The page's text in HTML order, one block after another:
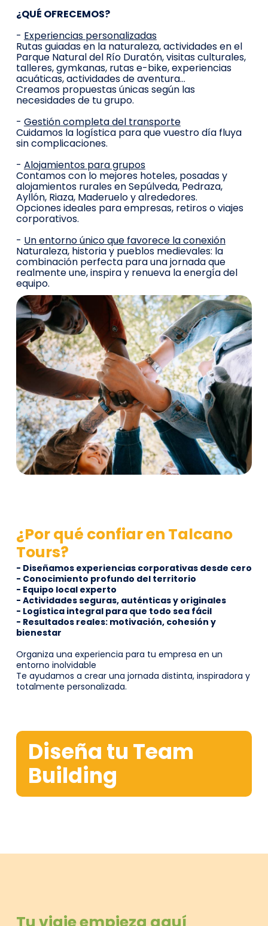
¿QUÉ OFRECEMOS?
- Experiencias personalizadas
Rutas guiadas en la naturaleza, actividades en el
Parque Natural del Río Duratón, visitas culturales,
talleres, gymkanas, rutas e-bike, experiencias
acuáticas, actividades de aventura…
Creamos propuestas únicas según las
necesidades de tu grupo.
- Gestión completa del transporte
Cuidamos la logística para que vuestro día fluya
sin complicaciones.
- Alojamientos para grupos
Contamos con lo mejores hoteles, posadas y
alojamientos rurales en Sepúlveda, Pedraza,
Ayllón, Riaza, Maderuelo y alrededores.
Opciones ideales para empresas, retiros o viajes
corporativos.
- Un entorno único que favorece la conexión
Naturaleza, historia y pueblos medievales: la
combinación perfecta para una jornada que
realmente une, inspira y renueva la energía del
equipo.
¿Por qué confiar en Talcano
Tours?
- Diseñamos experiencias corporativas desde cero
- Conocimiento profundo del territorio
- Equipo local experto
- Actividades seguras, auténticas y originales
- Logística integral para que todo sea fácil
- Resultados reales: motivación, cohesión y
bienestar
Organiza una experiencia para tu empresa en un
entorno inolvidable
Te ayudamos a crear una jornada distinta, inspiradora y
totalmente personalizada.
Diseña tu Team
Building